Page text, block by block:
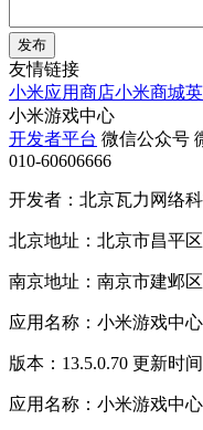
发布
友情链接
小米应用商店小米商城
小米游戏中心
开发者平台 微信公众号
010-60606666
开发者：北京瓦力网络
北京地址：北京市昌平
南京地址：南京市建邺
应用名称：小米游戏中心
版本：13.5.0.70 更新时
应用名称：小米游戏中心